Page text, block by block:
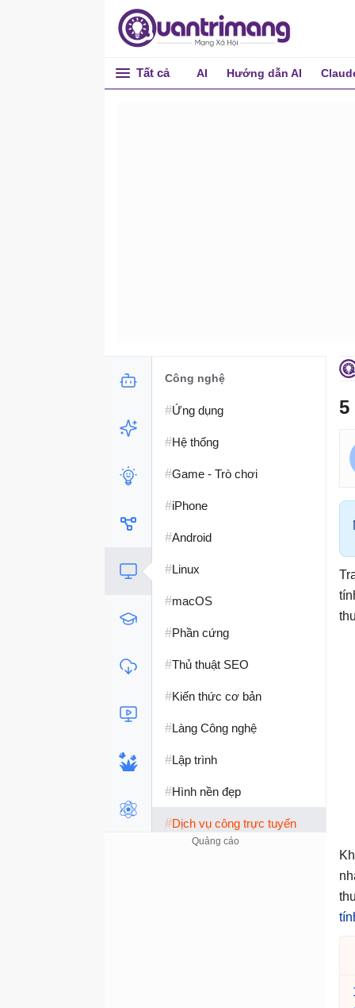
Tất cả AI Hướng dẫn AI
5
Công nghệ
#Ứng dụng
#Hệ thống
#Game - Trò chơi
#iPhone
#Android
#Linux
#macOS
#Phần cứng
#Thủ thuật SEO
#Kiến thức cơ bản
#Làng Công nghệ
#Lập trình
#Hình nền đẹp
#Dịch vụ công trực tuyến